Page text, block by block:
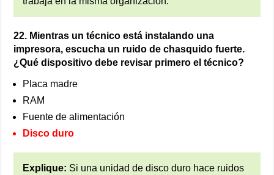
22. Mientras un técnico está instalando una
impresora, escucha un ruido de chasquido fuerte.
¿Qué dispositivo debe revisar primero el técnico?
Placa madre
RAM
Fuente de alimentación
Disco duro
Explique: Si una unidad de disco duro hace ruidos